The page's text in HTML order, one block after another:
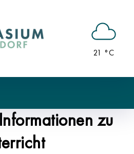
21 °C
zu